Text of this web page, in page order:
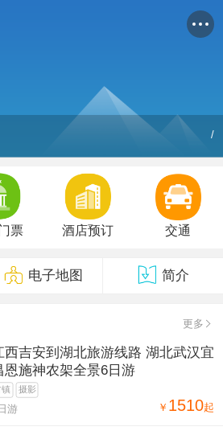
/
票 酒店预订 交通
电子地图 简介
更多
西吉安到湖北旅游线路 湖北武汉宜
恩施神农架全景6日游
镇 摄影
￥ 1510起
游